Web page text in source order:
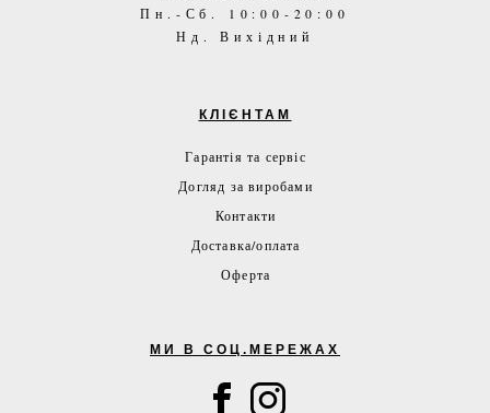
Пн.-Сб. 10:00-20:00
Нд. Вихідний
КЛІЄНТАМ
Гарантія та сервіс
Догляд за виробами
Контакти
Доставка/оплата
Оферта
МИ В СОЦ.МЕРЕЖАХ